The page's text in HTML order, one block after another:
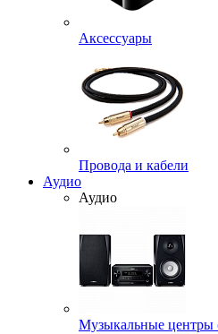
Аксессуары
Провода и кабели
Аудио
Аудио
Музыкальные центры